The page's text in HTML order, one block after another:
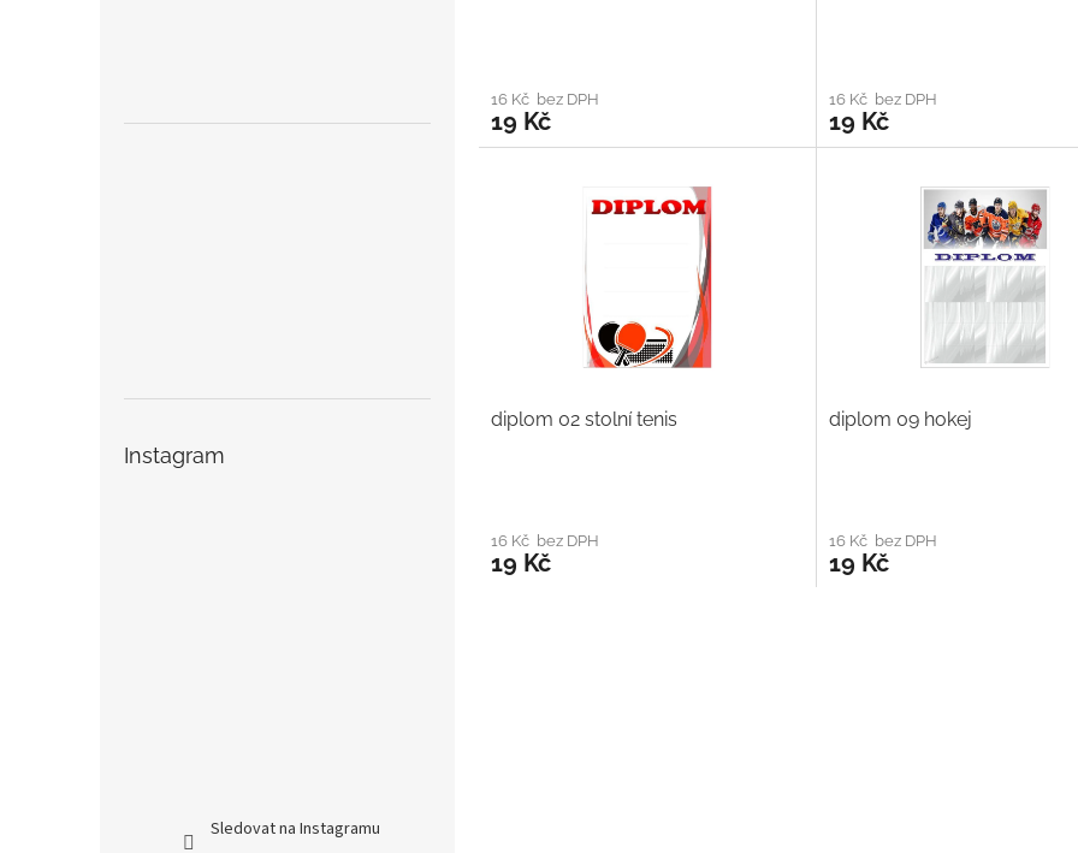
Instagram
Sledovat na Instagramu
16 Kč bez DPH
19 Kč
16 Kč bez DPH
19 Kč
diplom 02 stolní tenis
16 Kč bez DPH
19 Kč
diplom 09 hokej
16 Kč bez DPH
19 Kč